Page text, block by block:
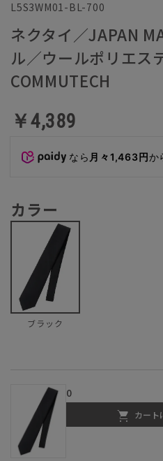
L5S3WM01-BL-700
ネクタイ／JAPAN
ル／ウールポリエス
COMMUTECH
￥4,389
なら 月々1,463円か
カラー
ブラック
0
カート